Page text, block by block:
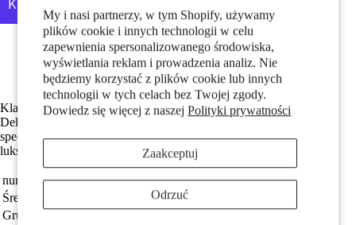
My i nasi partnerzy, w tym Shopify, używamy
plików cookie i innych technologii w celu
zapewnienia spersonalizowanego środowiska,
wyświetlania reklam i prowadzenia analiz. Nie
będziemy korzystać z plików cookie lub innych
technologii w tych celach bez Twojej zgody.
Dowiedz się więcej z naszejPolityki prywatności
Zaakceptuj
Odrzuć
Więcej opcji płatności
Wykonane z odzyskanego złota
Darmowa dostawa
Klasyczne damskie kolczyki koła wykonane z 375 żółtego złota.
Delikatne, eleganckie i ponadczasowe – idealne na co dzień i na
specjalne okazje. Doskonały wybór dla kobiet ceniących subtelny,
luksusowy styl i wysoką jakość wykonania.
numer zamówienia
347391
Średnica obręczy
10 mm
Grupa docelowa